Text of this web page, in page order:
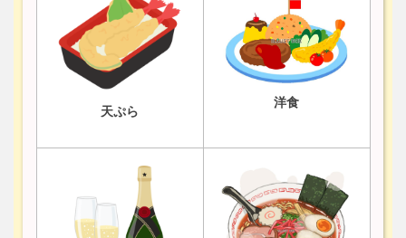
天ぷら
洋食